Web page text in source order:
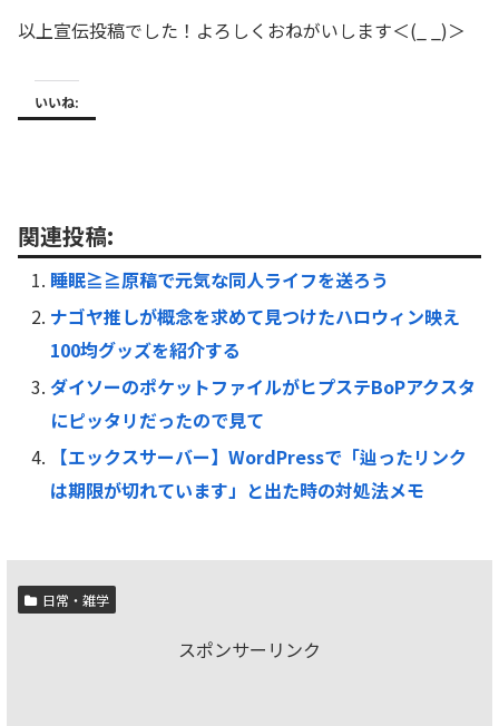
以上宣伝投稿でした！よろしくおねがいします＜(_ _)＞
いいね:
関連投稿:
睡眠≧≧原稿で元気な同人ライフを送ろう
ナゴヤ推しが概念を求めて見つけたハロウィン映え
100均グッズを紹介する
ダイソーのポケットファイルがヒプステBoPアクスタ
にピッタリだったので見て
【エックスサーバー】WordPressで「辿ったリンク
は期限が切れています」と出た時の対処法メモ
日常・雑学
スポンサーリンク